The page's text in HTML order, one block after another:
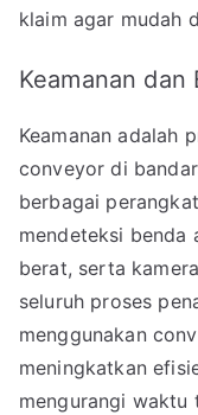
klaim agar mudah
Keamanan dan
Keamanan adalah
conveyor di
berbagai
mendeteksi benda
berat, serta
seluruh proses
menggunakan
meningkatkan
mengurangi waktu